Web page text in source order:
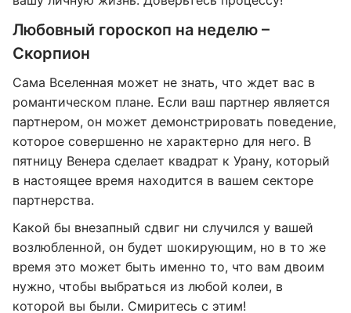
Любовный гороскоп на неделю –
Скорпион
Сама Вселенная может не знать, что ждет вас в
романтическом плане. Если ваш партнер является
партнером, он может демонстрировать поведение,
которое совершенно не характерно для него. В
пятницу Венера сделает квадрат к Урану, который
в настоящее время находится в вашем секторе
партнерства.
Какой бы внезапный сдвиг ни случился у вашей
возлюбленной, он будет шокирующим, но в то же
время это может быть именно то, что вам двоим
нужно, чтобы выбраться из любой колеи, в
которой вы были. Смиритесь с этим!